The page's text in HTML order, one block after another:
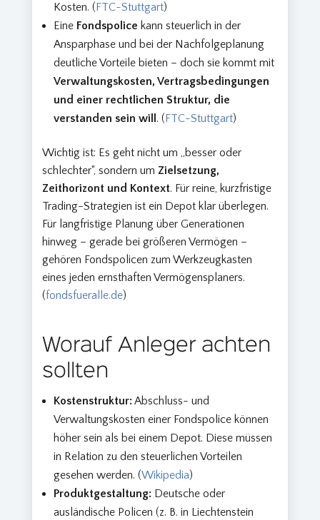
Kosten. ( FTC-Stuttgart)
Eine Fondspolice kann steuerlich in der
Ansparphase und bei der Nachfolgeplanung
deutliche Vorteile bieten – doch sie kommt mit
Verwaltungskosten, Vertragsbedingungen
und einer rechtlichen Struktur, die
verstanden sein will . ( FTC-Stuttgart)
Wichtig ist: Es geht nicht um „besser oder
schlechter“, sondern um Zielsetzung,
Zeithorizont und Kontext. Für reine, kurzfristige
Trading-Strategien ist ein Depot klar überlegen.
Für langfristige Planung über Generationen
hinweg – gerade bei größeren Vermögen –
gehören Fondspolicen zum Werkzeugkasten
eines jeden ernsthaften Vermögensplaners.
(fondsfueralle.de)
Worauf Anleger achten
sollten
Kostenstruktur:Abschluss- und
Verwaltungskosten einer Fondspolice können
höher sein als bei einem Depot. Diese müssen
in Relation zu den steuerlichen Vorteilen
gesehen werden. (Wikipedia)
Produktgestaltung: Deutsche oder
ausländische Policen (z. B. in Liechtenstein